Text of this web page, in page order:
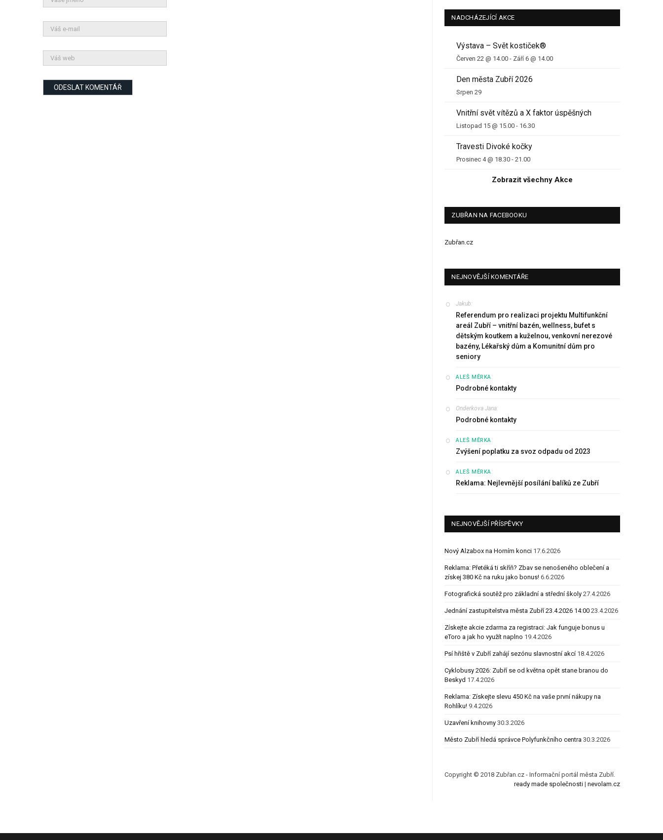
NADCHÁZEJÍCÍ AKCE
Výstava – Svět kostiček®
Červen 22 @ 14.00 - Září 6 @ 14.00
Den města Zubří 2026
Srpen 29
Vnitřní svět vítězů a X faktor úspěšných
Listopad 15 @ 15.00 - 16.30
Travesti Divoké kočky
Prosinec 4 @ 18.30 -21.00
Zobrazit všechny Akce
ZUBŘAN NA FACEBOOKU
Zubřan.cz
NEJNOVĚJŠÍ KOMENTÁŘE
Jakub:
Referendum pro realizaci projektu Multifunkční
areál Zubří – vnitřní bazén, wellness, bufet s
dětským koutkem a kuželnou, venkovní nerezové
bazény, Lékařský dům a Komunitní dům pro
seniory
ALEŠ MĚRKA:
Podrobné kontakty
Onderkova Jana:
Podrobné kontakty
ALEŠ MĚRKA:
Zvýšení poplatku za svoz odpadu od 2023
ALEŠ MĚRKA:
Reklama: Nejlevnější posílání balíků ze Zubří
NEJNOVĚJŠÍ PŘÍSPĚVKY
Nový Alzabox na Horním konci 17.6.2026
Reklama: Přetéká ti skříň? Zbav se nenošeného oblečení a
získej 380 Kč na ruku jako bonus! 6.6.2026
Fotografická soutěž pro základní a střední školy 27.4.2026
Jednání zastupitelstva města Zubří 23.4.2026 14:00 23.4.2026
Získejte akcie zdarma za registraci: Jak funguje bonus u
eToro a jak ho využít naplno 19.4.2026
Psí hřiště v Zubří zahájí sezónu slavnostní akcí 18.4.2026
Cyklobusy 2026: Zubří se od května opět stane branou do
Beskyd 17.4.2026
Reklama: Získejte slevu 450 Kč na vaše první nákupy na
Rohlíku! 9.4.2026
Uzavření knihovny 30.3.2026
Město Zubří hledá správce Polyfunkčního centra 30.3.2026
Copyright © 2018 Zubřan.cz - Informační portál města Zubří.
ready made společnosti| nevolam.cz